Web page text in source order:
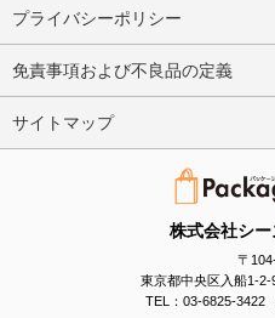
株式会社シ
〒
東京都中央区入船1-
TEL：03-6825-3422
プライバシーポリシー
免責事項および不良品の定義
サイトマップ